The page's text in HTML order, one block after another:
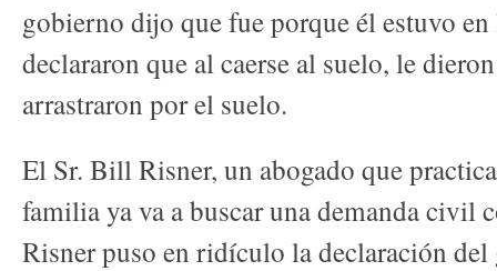
gobierno dijo que fue porque él estuvo
declararon que al caerse al suelo, le
arrastraron por el suelo.
El Sr. Bill Risner, un abogado que
familia ya va a buscar una demanda civil
Risner puso en ridículo la declaración